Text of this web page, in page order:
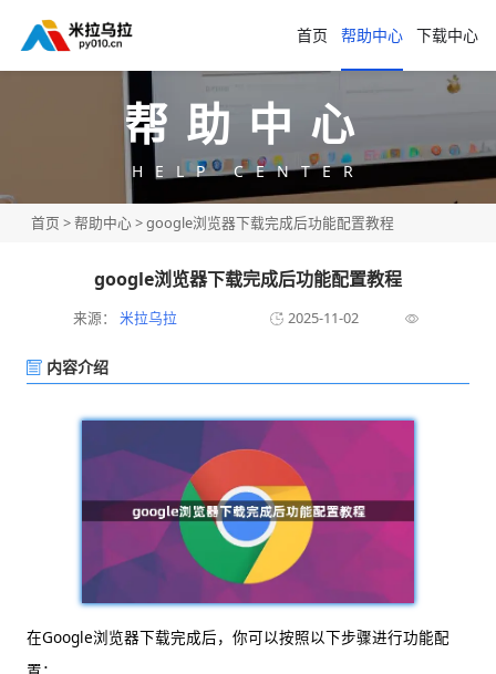
首页 帮助中心 下载中心
帮助中心
HELP CENTER
首页 >帮助中心> google浏览器下载完成后功能配置教程
google浏览器下载完成后功能配置教程
来源： 米拉乌拉 2025-11-02
内容介绍
在Google浏览器下载完成后，你可以按照以下步骤进行功能配
置：